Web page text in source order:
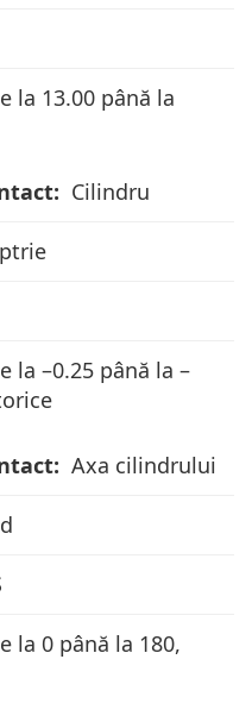
la 13.00 până la
Cilindru
la –0.25 până la –
Axa cilindrului
la 0 până la 180,